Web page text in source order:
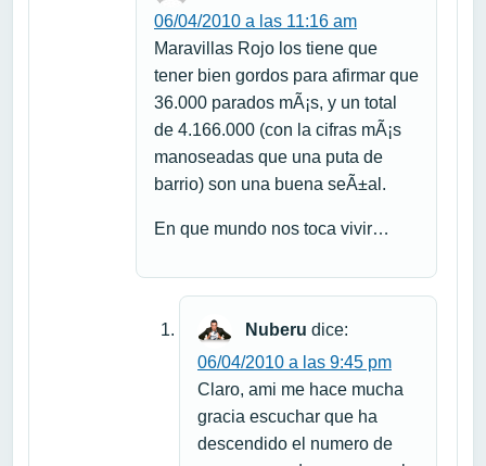
06/04/2010 a las 11:16 am
Maravillas Rojo los tiene que
tener bien gordos para afirmar que
36.000 parados mÃ¡s, y un total
de 4.166.000 (con la cifras mÃ¡s
manoseadas que una puta de
barrio) son una buena seÃ±al.
En que mundo nos toca vivir…
Nuberu dice:
06/04/2010 a las 9:45 pm
Claro, ami me hace mucha
gracia escuchar que ha
descendido el numero de